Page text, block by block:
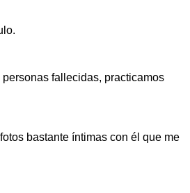
fallecidas, practicamos
bastante íntimas con él que me